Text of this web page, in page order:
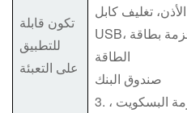
تكون قابلة
للتطبيق
على التعبئة
تغليف كابل
USB، تغليف الشاحن، حزمة بطاقة SD،
الطاقة
صندوق البنك
3. حزمة المواد الغذائية: حزمة البسكويت ،